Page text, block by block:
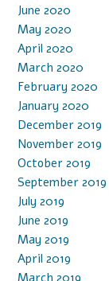
June 2020
May 2020
April 2020
March 2020
February 2020
January 2020
December 2019
November 2019
October 2019
September 2019
July 2019
June 2019
May 2019
April 2019